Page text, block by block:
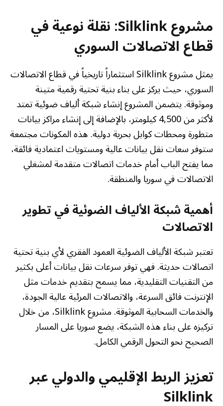
مشروع Silklink: نقلة نوعية في
قطاع الاتصالات السوري
يمثل مشروع Silklink استثماراً تاريخياً في قطاع الاتصالات
السوري، حيث يركز على بناء بنية تحتية رقمية متينة
وموثوقة. يتضمن المشروع إنشاء شبكة ألياف ضوئية تمتد
لأكثر من 4,500 كيلومتر، بالإضافة إلى إنشاء مراكز بيانات
متطورة ومحطات كوابل بحرية دولية. هذه المكونات مجتمعة
ستوفر سعات نقل بيانات عالية ومستويات اعتمادية فائقة،
مما يفتح الباب أمام خدمات اتصالات متقدمة لمشغلي
الاتصالات في سوريا والمنطقة.
أهمية شبكة الألياف الضوئية في تطوير
الاتصالات
تعتبر شبكة الألياف الضوئية العمود الفقري لأي بنية تحتية
اتصالات حديثة. فهي توفر سرعات نقل بيانات أعلى بكثير
من التقنيات التقليدية، مما يسمح بتقديم خدمات مثل
الإنترنت فائق السرعة، والاتصالات المرئية عالية الجودة،
والخدمات السحابية الموثوقة. مشروع Silklink، من خلال
تركيزه على بناء هذه الشبكة، يضع سوريا على المسار
الصحيح نحو التحول الرقمي الكامل.
تعزيز الربط الإقليمي والدولي عبر
Silklink